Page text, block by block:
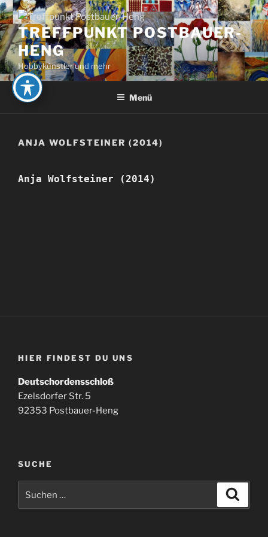
Zum
Inhalt
springenTREFFPUNKT POSTBAUER-
HENG
Hobbykünstler und mehr
Menü
ANJA WOLFSTEINER (2014)
Anja Wolfsteiner (2014)
HIER FINDEST DU UNS
Deutschordensschloß
Ezelsdorfer Str. 5
92353 Postbauer-Heng
SUCHE
nach: